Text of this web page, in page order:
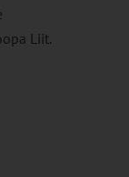
Liit.